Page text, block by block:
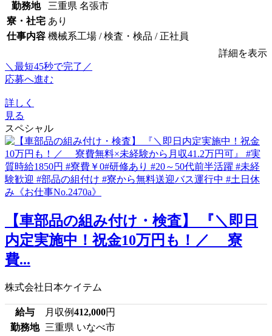
勤務地
三重県 名張市
寮・社宅 あり
仕事内容 機械系工場 / 検査・検品 / 正社員
詳細を表示
＼最短45秒で完了／
応募へ進む
詳しく
見る
スペシャル
【車部品の組み付け・検査】 『＼即日
内定実施中！祝金10万円も！／ 寮
費...
株式会社日本ケイテム
給与 月収例412,000円
勤務地
三重県 いなべ市